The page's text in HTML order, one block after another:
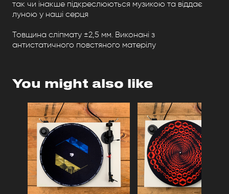
так чи інакше підкреслюються музикою та віддає
луною у наші серця
Товщина сліпмату ±2,5 мм. Виконані з
антистатичного повстяного матерілу
You might also like